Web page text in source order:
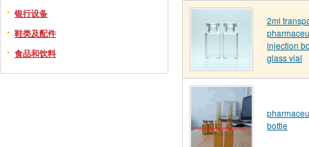
银行设备
鞋类及配件
食品和饮料
2ml
injection
glass vial
bottle